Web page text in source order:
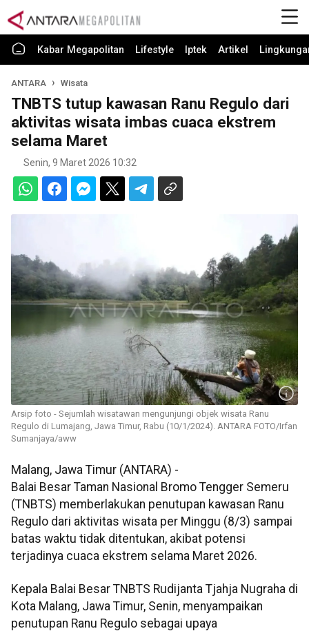
Kabar Megapolitan Lifestyle Iptek Artikel
ANTARA Wisata
TNBTS tutup kawasan Ranu Regulo dari
aktivitas wisata imbas cuaca ekstrem
selama Maret
Senin, 9 Maret 2026 10:32
Arsip foto - Sejumlah wisatawan mengunjungi objek wisata Ranu
Regulo di Lumajang, Jawa Timur, Rabu (10/1/2024). ANTARA FOTO/Irfan
Sumanjaya/aww
Malang, Jawa Timur (ANTARA) -
Balai Besar Taman Nasional Bromo Tengger Semeru
(TNBTS) memberlakukan penutupan kawasan Ranu
Regulo dari aktivitas wisata per Minggu (8/3) sampai
batas waktu tidak ditentukan, akibat potensi
terjadinya cuaca ekstrem selama Maret 2026.
Kepala Balai Besar TNBTS Rudijanta Tjahja Nugraha di
Kota Malang, Jawa Timur, Senin, menyampaikan
penutupan Ranu Regulo sebagai upaya